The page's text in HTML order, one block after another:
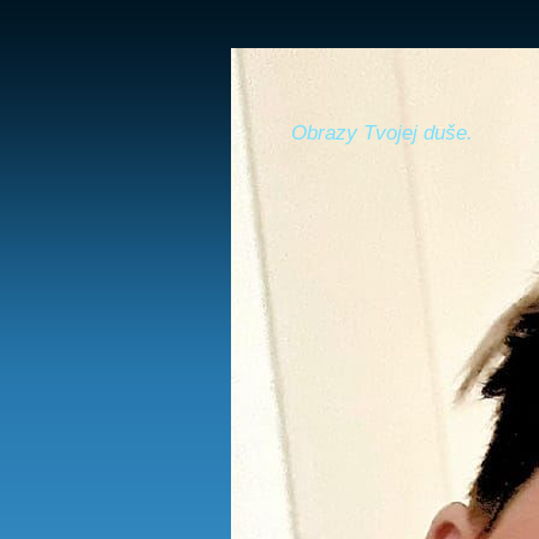
Obrazy Tvojej duše.